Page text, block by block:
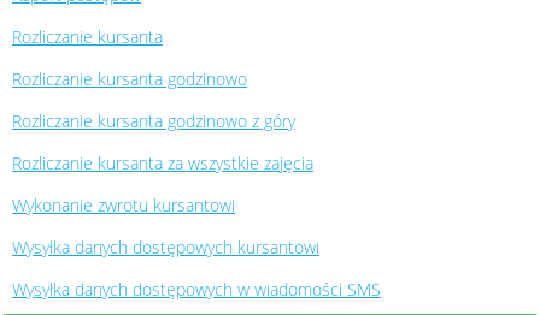
Rozliczanie kursanta
Rozliczanie kursanta godzinowo
Rozliczanie kursanta godzinowo z góry
Rozliczanie kursanta za wszystkie zajęcia
Wykonanie zwrotu kursantowi
Wysyłka danych dostępowych kursantowi
Wysyłka danych dostępowych w wiadomości SMS